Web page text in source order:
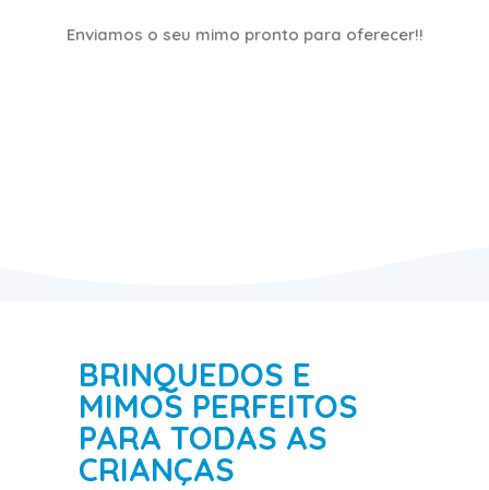
Enviamos o seu mimo pronto para oferecer!!
BRINQUEDOS E
MIMOS PERFEITOS
PARA TODAS AS
CRIANÇAS